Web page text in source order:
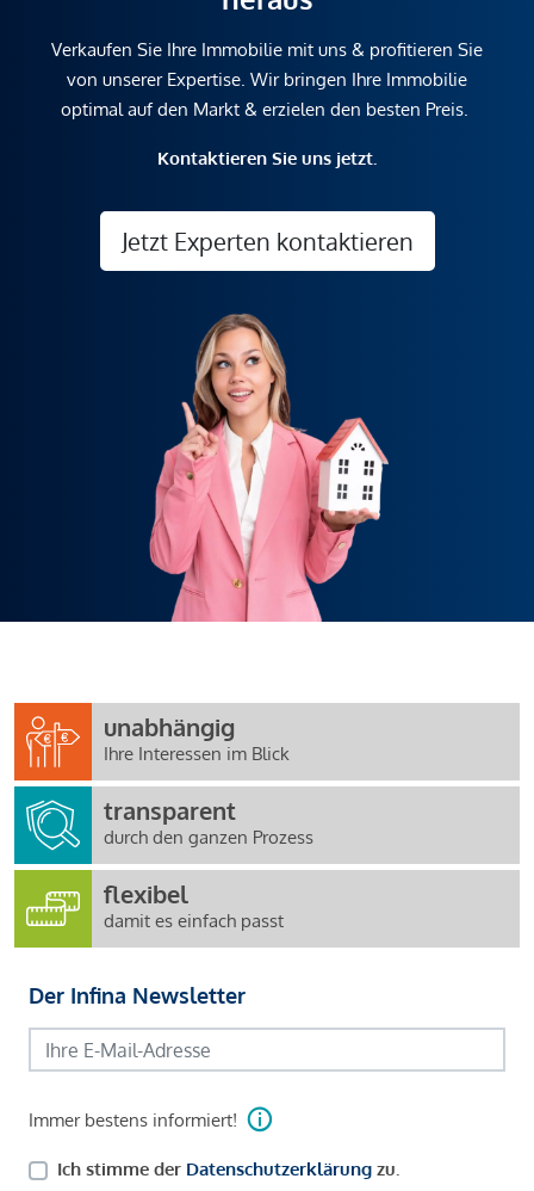
Verkaufen Sie Ihre Immobilie mit uns & profitieren Sie
von unserer Expertise. Wir bringen Ihre Immobilie
optimal auf den Markt & erzielen den besten Preis.
Kontaktieren Sie uns jetzt.
Jetzt Experten kontaktieren
unabhängig
Ihre Interessen im Blick
transparent
durch den ganzen Prozess
flexibel
damit es einfach passt
Der Infina Newsletter
Immer bestens informiert!
Ich stimme der Datenschutzerklärung zu.